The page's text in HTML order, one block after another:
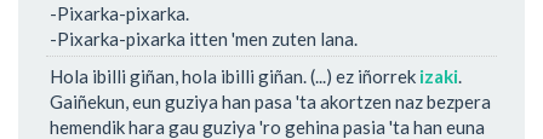
-Pixarka-pixarka.
-Pixarka-pixarka itten 'men zuten lana.
Hola ibilli giñan, hola ibilli giñan. (...) ez iñorrek izaki
Gaiñekun, eun guziya han pasa 'ta akortzen naz bezpera
hemendik hara gau guziya 'ro gehina pasia 'ta han euna